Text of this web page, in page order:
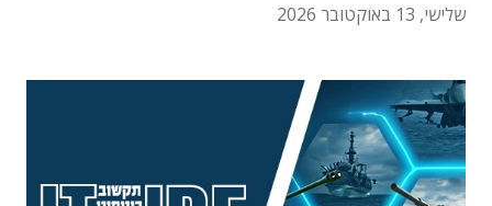
שלישי, 13 באוקטובר 2026